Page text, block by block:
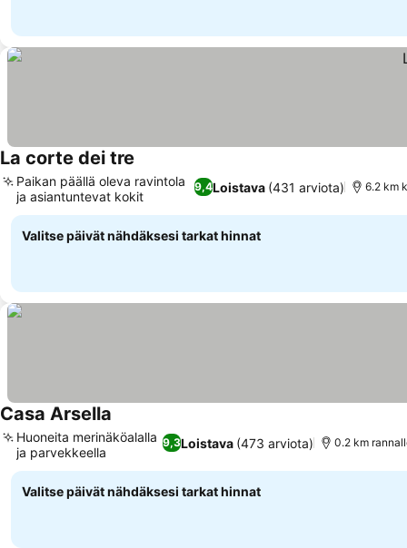
La corte dei tre
9,4Loistava (431 arviota)
Paikan päällä oleva ravintola
ja asiantuntevat kokit
6.2 km
Valitse päivät nähdäksesi tarkat hinnat
Casa Arsella
9,3Loistava (473 arviota)
Huoneita merinäköalalla
ja parvekkeella
0.2 km
Valitse päivät nähdäksesi tarkat hinnat